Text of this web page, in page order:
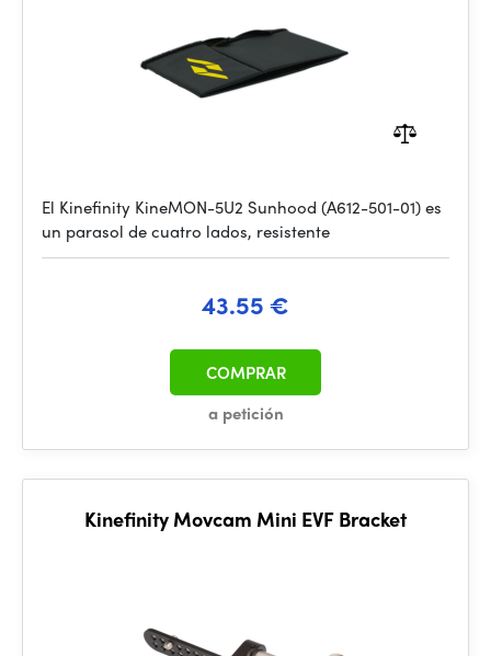
El Kinefinity KineMON-5U2 Sunhood (A612-501-01) es
un parasol de cuatro lados, resistente
43.55 €
a petición
COMPRAR
Kinefinity Movcam Mini EVF Bracket